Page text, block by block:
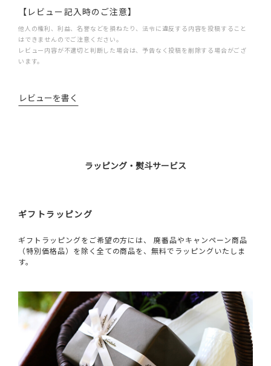
【レビュー記入時のご注意】
他人の権利、利益、名誉などを損ねたり、法令に違反する内容を投稿すること
はできませんのでご注意ください。
レビュー内容が不適切と判断した場合は、予告なく投稿を削除する場合がござ
います。
レビューを書く
ラッピング・熨斗サービス
ギフトラッピング
ギフトラッピングをご希望の方には、 廃番品やキャンペーン商品
（特別価格品）を除く全ての商品を、無料でラッピングいたしま
す。